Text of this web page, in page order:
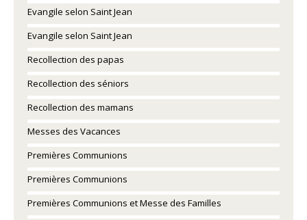
Evangile selon Saint Jean
Evangile selon Saint Jean
Recollection des papas
Recollection des séniors
Recollection des mamans
Messes des Vacances
Premières Communions
Premières Communions
Premières Communions et Messe des Familles